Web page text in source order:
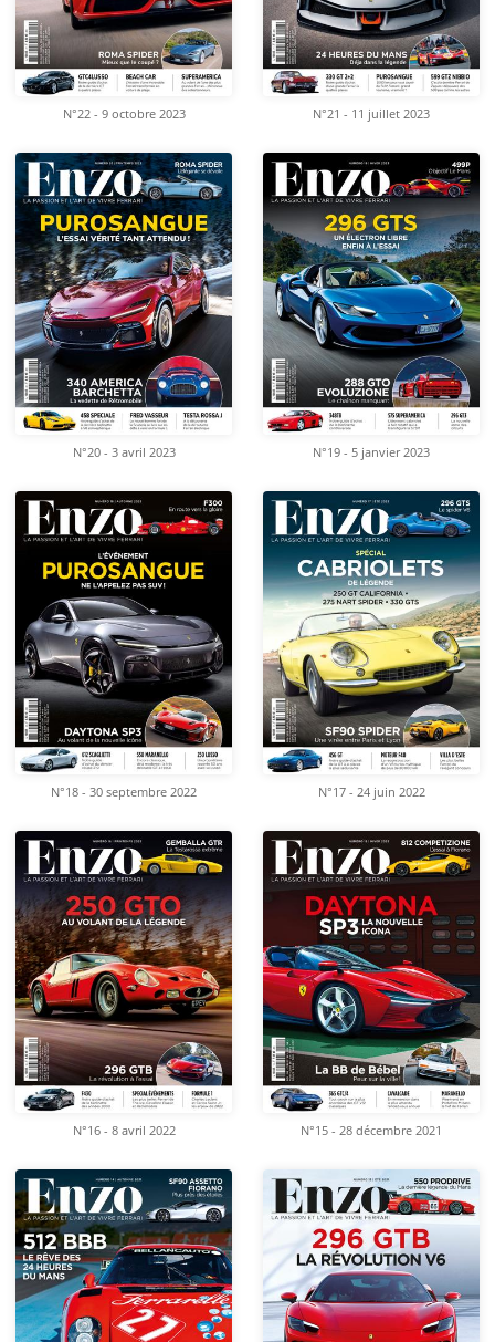
N°22 - 9 octobre 2023 N°21 - 11 juillet 2023
N°20 - 3 avril 2023 N°19 - 5 janvier 2023
N°18 - 30 septembre 2022 N°17 - 24 juin 2022
N°16 - 8 avril 2022 N°15 - 28 décembre 2021